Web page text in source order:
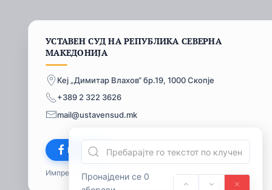
Пронајдени се 0
УСТАВЕН СУД НА РЕПУБЛИКА СЕВЕРНА
МАКЕДОНИЈА
Кеј „Димитар Влахов“ бр.19, 1000 Скопје
+389 2 322 3626
mail@ustavensud.mk
Facebook
Импресум© 2026